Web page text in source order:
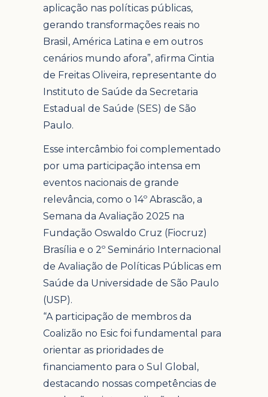
aplicação nas políticas públicas,
gerando transformações reais no
Brasil, América Latina e em outros
cenários mundo afora”, afirma Cintia
de Freitas Oliveira, representante do
Instituto de Saúde da Secretaria
Estadual de Saúde (SES) de São
Paulo.
Esse intercâmbio foi complementado
por uma participação intensa em
eventos nacionais de grande
relevância, como o 14º Abrascão, a
Semana da Avaliação 2025 na
Fundação Oswaldo Cruz (Fiocruz)
Brasília e o 2º Seminário Internacional
de Avaliação de Políticas Públicas em
Saúde da Universidade de São Paulo
(USP).
“A participação de membros da
Coalizão no Esic foi fundamental para
orientar as prioridades de
financiamento para o Sul Global,
destacando nossas competências de